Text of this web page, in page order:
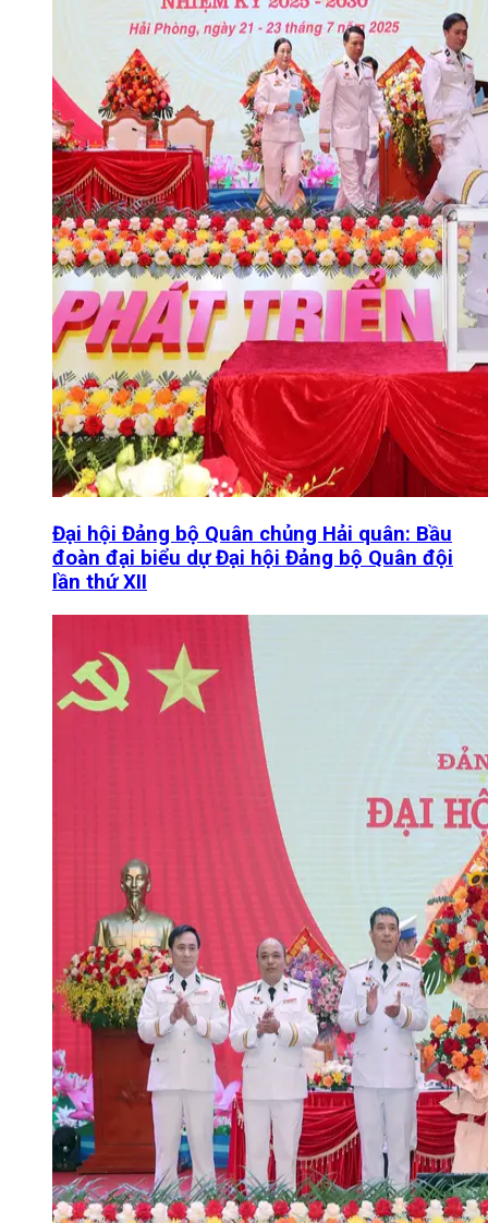
Đại hội Đảng bộ Quân chủng Hải quân: Bầu
đoàn đại biểu dự Đại hội Đảng bộ Quân đội
lần thứ XII